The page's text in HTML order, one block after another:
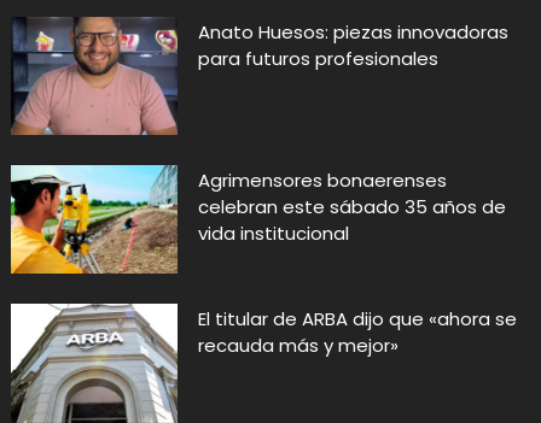
Anato Huesos: piezas innovadoras
para futuros profesionales
Agrimensores bonaerenses
celebran este sábado 35 años de
vida institucional
El titular de ARBA dijo que «ahora se
recauda más y mejor»